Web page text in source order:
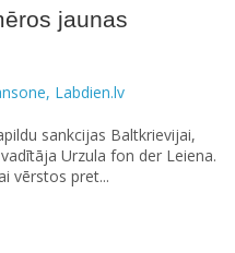
jaunas
Labdien.lv
sankcijas Baltkrievijai,
Urzula fon der Leiena.
vērstos pret...